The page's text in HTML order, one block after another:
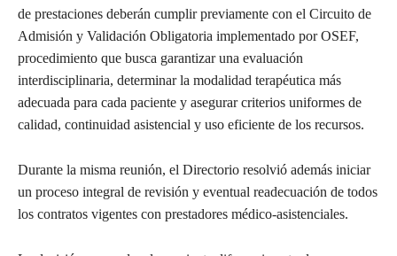
de prestaciones deberán cumplir previamente con el Circuito de
Admisión y Validación Obligatoria implementado por OSEF,
procedimiento que busca garantizar una evaluación
interdisciplinaria, determinar la modalidad terapéutica más
adecuada para cada paciente y asegurar criterios uniformes de
calidad, continuidad asistencial y uso eficiente de los recursos.
Durante la misma reunión, el Directorio resolvió además iniciar
un proceso integral de revisión y eventual readecuación de todos
los contratos vigentes con prestadores médico-asistenciales.